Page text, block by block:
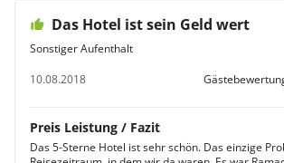
Das Hotel ist sein Geld wert
Sonstiger Aufenthalt
10.08.2018
Preis Leistung / Fazit
Das 5-Sterne Hotel ist sehr schön. Das einzige